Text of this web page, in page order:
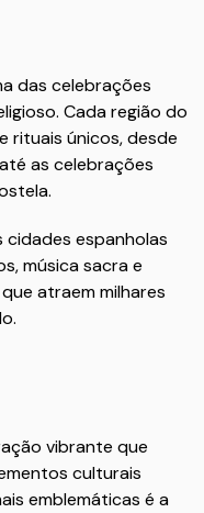
das celebrações
Cada região do
rituais únicos, desde
as celebrações
cidades espanholas
música sacra e
atraem milhares
vibrante que
culturais
emblemáticas é a